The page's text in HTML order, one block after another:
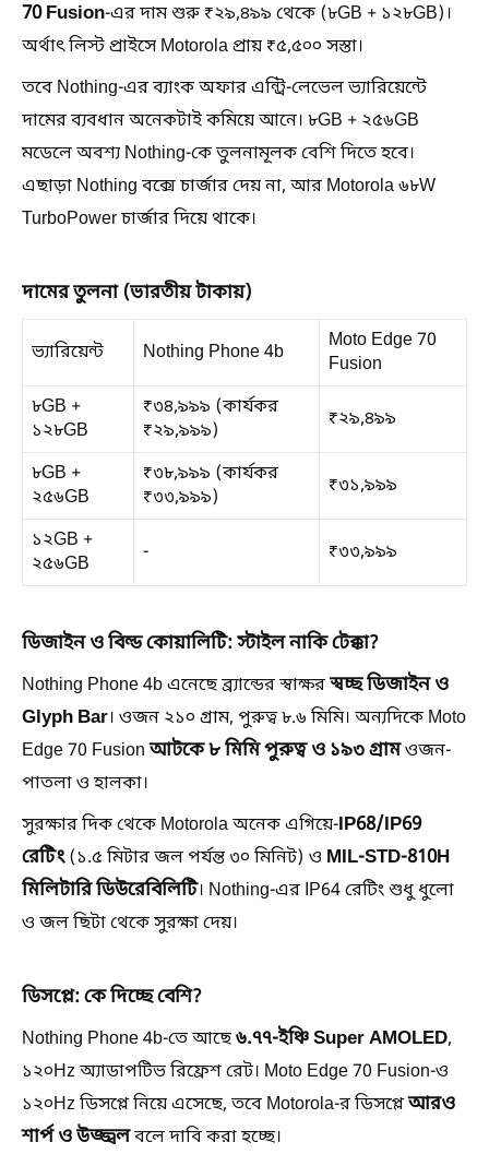
70 Fusion-এর দাম শুরু ₹২৯,৪৯৯ থেকে (৮GB + ১২৮GB)।
অর্থাৎ লিস্ট প্রাইসে Motorola প্রায় ₹৫,৫০০ সস্তা।
তবে Nothing-এর ব্যাংক অফার এন্ট্রি-লেভেল ভ্যারিয়েন্টে
দামের ব্যবধান অনেকটাই কমিয়ে আনে। ৮GB + ২৫৬GB
মডেলে অবশ্য Nothing-কে তুলনামূলক বেশি দিতে হবে।
এছাড়া Nothing বক্সে চার্জার দেয় না, আর Motorola ৬৮W
TurboPower চার্জার দিয়ে থাকে।
দামের তুলনা (ভারতীয় টাকায়)
ভ্যারিয়েন্ট Nothing Phone 4b
Moto Edge 70
Fusion
৮GB +
১২৮GB
₹৩৪,৯৯৯ (কার্যকর
₹২৯,৯৯৯)
₹২৯,৪৯৯
৮GB +
২৫৬GB
₹৩৮,৯৯৯ (কার্যকর
₹৩৩,৯৯৯)
₹৩১,৯৯৯
১২GB +
২৫৬GB
- ₹৩৩,৯৯৯
ডিজাইন ও বিল্ড কোয়ালিটি: স্টাইল নাকি টেক্কা?
Nothing Phone 4b এনেছে ব্র্যান্ডের স্বাক্ষরস্বচ্ছ ডিজাইন ও
Glyph Bar। ওজন ২১০ গ্রাম, পুরুত্ব ৮.৬ মিমি। অন্যদিকে Moto
Edge 70 Fusionআটকে ৮ মিমি পুরুত্ব ও ১৯৩ গ্রামওজন-
পাতলা ও হালকা।
সুরক্ষার দিক থেকে Motorola অনেক এগিয়ে-IP68/IP69
রেটিং(১.৫ মিটার জল পর্যন্ত ৩০ মিনিট) ও MIL-STD-810H
মিলিটারি ডিউরেবিলিটি। Nothing-এর IP64 রেটিং শুধু ধুলো
ও জল ছিটা থেকে সুরক্ষা দেয়।
ডিসপ্লে: কে দিচ্ছে বেশি?
Nothing Phone 4b-তে আছে৬.৭৭-ইঞ্চি Super AMOLED,
১২০Hz অ্যাডাপটিভ রিফ্রেশ রেট। Moto Edge 70 Fusion-ও
১২০Hz ডিসপ্লে নিয়ে এসেছে, তবে Motorola-র ডিসপ্লেআরও
শার্প ও উজ্জ্বলবলে দাবি করা হচ্ছে।